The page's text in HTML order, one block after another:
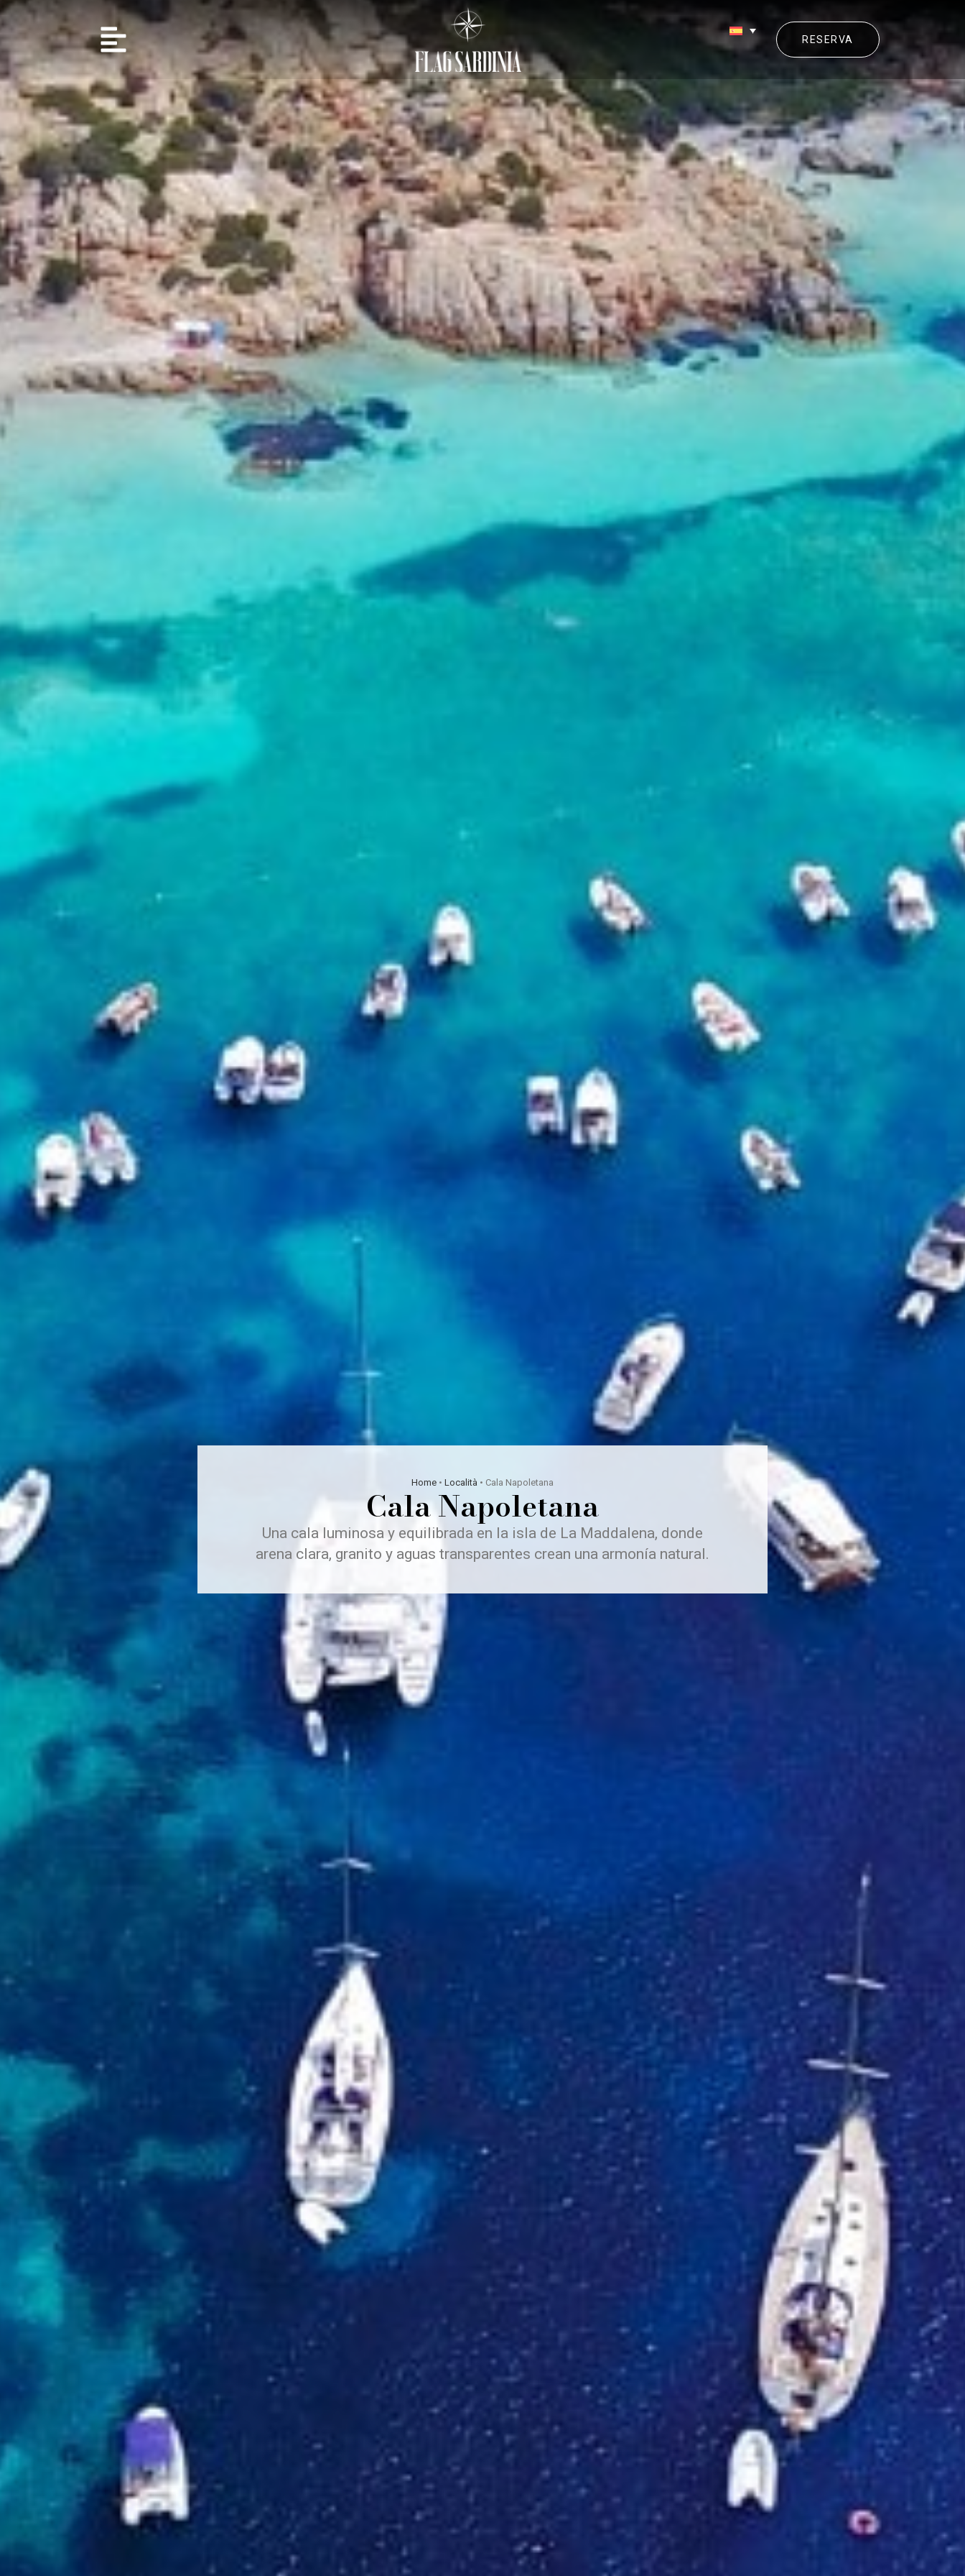
RESERVA
Home• Località • Cala Napoletana
Cala Napoletana
Una cala luminosa y equilibrada en la isla de La Maddalena, donde
arena clara, granito y aguas transparentes crean una armonía natural.